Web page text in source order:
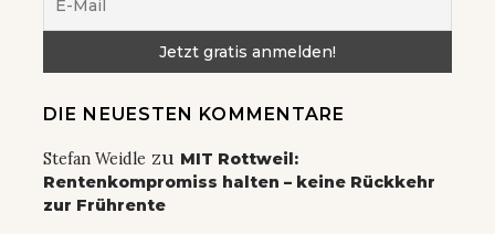
DIE NEUESTEN KOMMENTARE
Stefan Weidle zu MIT Rottweil:
Rentenkompromiss halten – keine Rückkehr
zur Frührente